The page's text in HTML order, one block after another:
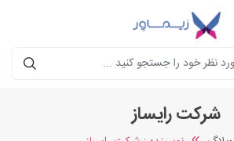
شرکت رایساز